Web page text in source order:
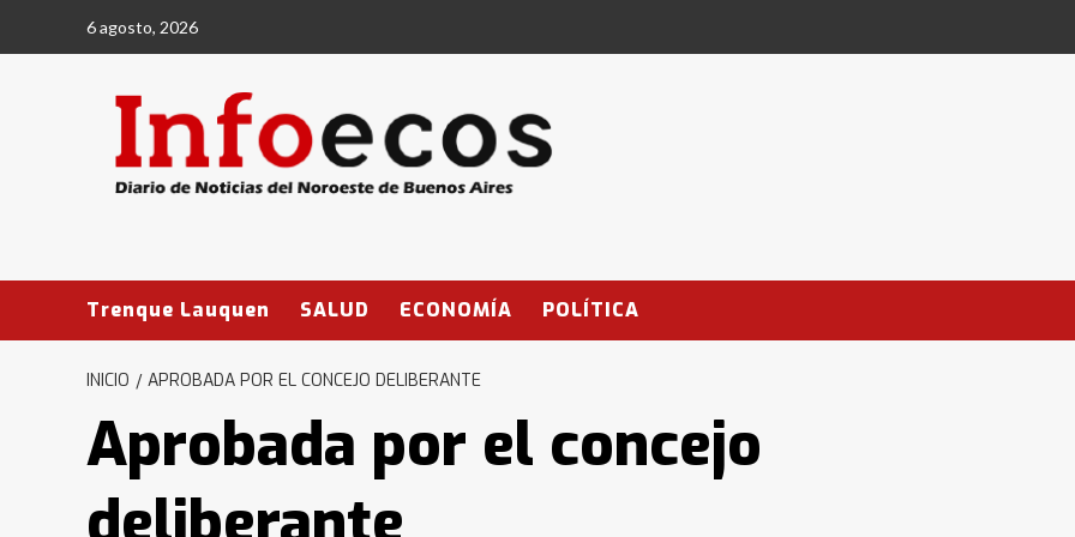
6 agosto, 2026
Trenque Lauquen SALUD ECONOMÍA POLÍTICA
INICIO APROBADA POR EL CONCEJO DELIBERANTE
Aprobada por el concejo